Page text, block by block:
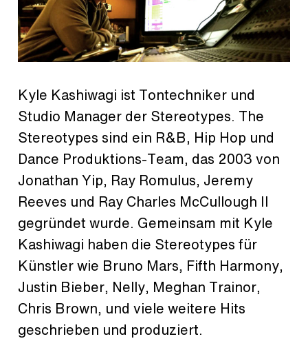
Kyle Kashiwagi ist Tontechniker und
Studio Manager der Stereotypes. The
Stereotypes sind ein R&B, Hip Hop und
Dance Produktions-Team, das 2003 von
Jonathan Yip, Ray Romulus, Jeremy
Reeves und Ray Charles McCullough II
gegründet wurde. Gemeinsam mit Kyle
Kashiwagi haben die Stereotypes für
Künstler wie Bruno Mars, Fifth Harmony,
Justin Bieber, Nelly, Meghan Trainor,
Chris Brown, und viele weitere Hits
geschrieben und produziert.